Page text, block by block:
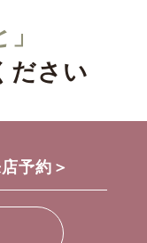
ださい
予約＞